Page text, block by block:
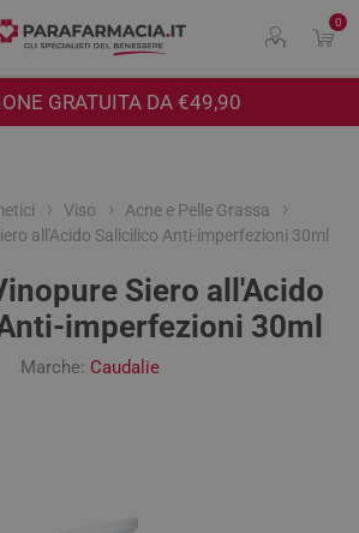
0
GRATUITA DA €49,90
Viso
Acne e Pelle Grassa
all'Acido Salicilico Anti-imperfezioni 30ml
Siero all'Acido
imperfezioni 30ml
Marche: Caudalie